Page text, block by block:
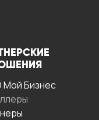
Бизнес